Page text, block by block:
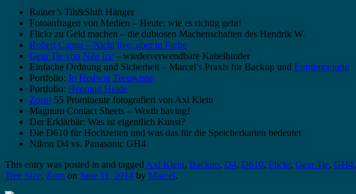
Rainer’s Tilt&Shift Hänger
Fotoanfragen von Medien – Heute: wie es richtig geht!
Flickr zu Geld machen – die dubiosen Machenschaften des Hendrik W.
Robert Cappa – Nicht live, aber in Farbe
Gear Tie von Nite Ize – wiederverwendbare Kabelbinder
Einfache Ordnung und Sicherheit – Marcel’s Praxis für Backup und Entrümpelung
Portfolio: Jo Hedwig Teeuwisse
Portfolio: Henning Heide
Zorn! 55 Prominente fotografiert von Axl Klein
Magnum Contact Sheets – Worth having!
Der Erklärbär: Was ist eigentlich Kunst?
Die D610 für Hochzeiten und was das für die Speicherkarten bedeutet
Nikon D4 vs. Panasonic GH4
This entry was posted in and tagged Axl Klein, Backup, D4, D610, Flickr, Gear Tie, GH4,
Tree Size, Zorn on June 11, 2014 by Marcel.